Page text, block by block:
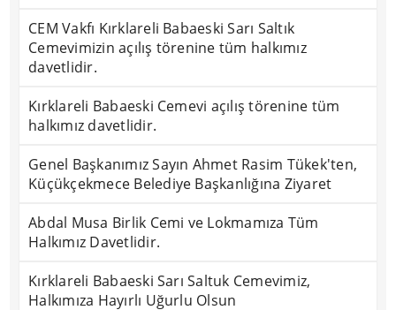
CEM Vakfı Kırklareli Babaeski Sarı Saltık
Cemevimizin açılış törenine tüm halkımız
davetlidir.
Kırklareli Babaeski Cemevi açılış törenine tüm
halkımız davetlidir.
Genel Başkanımız Sayın Ahmet Rasim Tükek'ten,
Küçükçekmece Belediye Başkanlığına Ziyaret
Abdal Musa Birlik Cemi ve Lokmamıza Tüm
Halkımız Davetlidir.
Kırklareli Babaeski Sarı Saltuk Cemevimiz,
Halkımıza Hayırlı Uğurlu Olsun